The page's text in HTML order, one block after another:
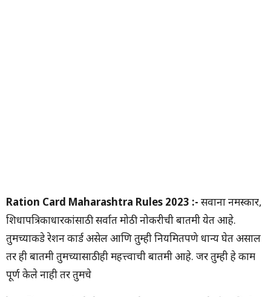
Ration Card Maharashtra Rules 2023 :- सर्वांना नमस्कार,
शिधापत्रिकाधारकांसाठी सर्वात मोठी नोकरीची बातमी येत आहे.
तुमच्याकडे रेशन कार्ड असेल आणि तुम्ही नियमितपणे धान्य घेत असाल
तर ही बातमी तुमच्यासाठीही महत्त्वाची बातमी आहे. जर तुम्ही हे काम
पूर्ण केले नाही तर तुमचे